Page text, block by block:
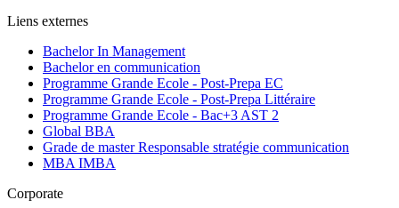
Liens externes
Bachelor In Management
Bachelor en communication
Programme Grande Ecole - Post-Prepa EC
Programme Grande Ecole - Post-Prepa Littéraire
Programme Grande Ecole - Bac+3 AST 2
Global BBA
Grade de master Responsable stratégie communication
MBA IMBA
Corporate